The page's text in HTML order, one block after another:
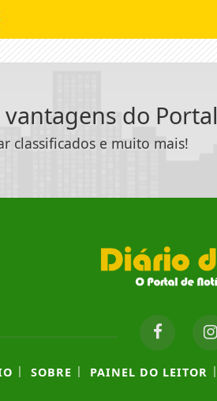
do Portal
classificados e muito mais!
| SOBRE | PAINEL DO LEITOR |